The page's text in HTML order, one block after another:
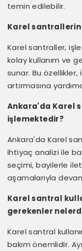
temin edilebilir.
Karel
Karel santraller,
kolay kullanım ve
sunar. Bu
artırmasına
Ankara'da Karel
işlemektedir?
Ankara'da Karel
ihtiyaç analizi ile
seçimi, bayilerle
aşamalarıyla
Karel santral
gerekenler
Karel santral
bakım önemlidir.